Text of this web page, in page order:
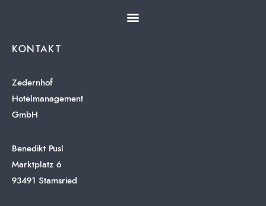
KONTAKT
Zedernhof
Hotelmanagement
GmbH
Benedikt Pusl
Marktplatz 6
93491 Stamsried